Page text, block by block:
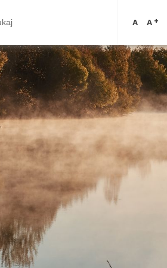
A A +